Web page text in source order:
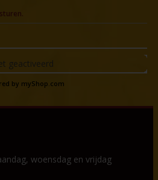
geactiveerd
by myShop.com
woensdag en vrijdag